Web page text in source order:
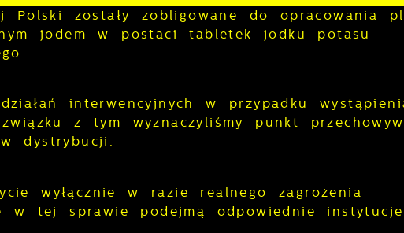
Polski zostały zobligowane do opracowania
jodem w postaci tabletek jodku potasu
interwencyjnych w przypadku
z tym wyznaczyliśmy punkt
dystrybucji.
wyłącznie w razie realnego zagrożenia
w tej sprawie podejmą odpowiednie